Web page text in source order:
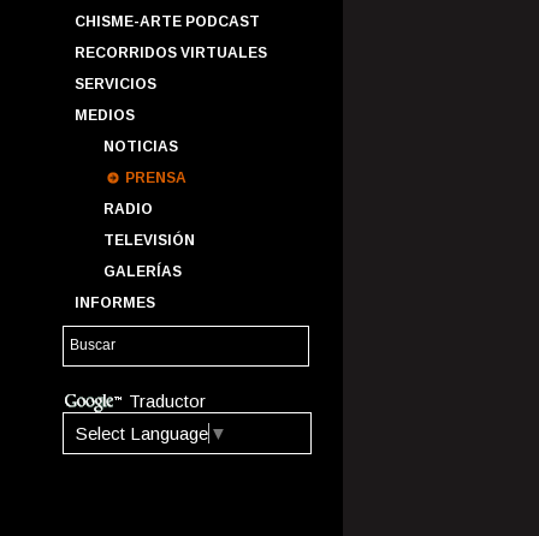
CHISME-ARTE PODCAST
RECORRIDOS VIRTUALES
SERVICIOS
MEDIOS
NOTICIAS
PRENSA
RADIO
TELEVISIÓN
GALERÍAS
INFORMES
Traductor
Select Language ▼